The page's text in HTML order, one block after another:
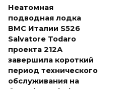
Неатомная
подводная лодка
ВМС Италии S526
Salvatore Todaro
проекта 212А
завершила короткий
период технического
обслуживания на